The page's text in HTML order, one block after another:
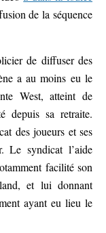
de la séquence
de diffuser des
a au moins eu le
West, atteint de
depuis sa retraite.
des joueurs et ses
Le syndicat l’aide
facilité son
et lui donnant
ayant eu lieu le